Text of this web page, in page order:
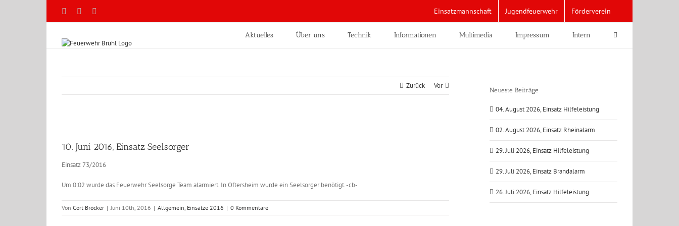
Facebook Einsatzmannschaft Jugendfeuerwehr Förderverein
Aktuelles Über uns Technik Informationen Multimedia Impressum Intern
Zurück Vor
Bild
10. Juni 2016, Einsatz Seelsorger
Einsatz 73/2016
Um 0:02 wurde das Feuerwehr Seelsorge Team alarmiert. In Oftersheim wurde ein Seelsorger benötigt. -cb-
Von Cort Bröcker | Juni 10th, 2016 | Allgemein, Einsätze 2016 | 0 Kommentare
Neueste Beiträge
04. August 2026, Einsatz Hilfeleistung
02. August 2026, Einsatz Rheinalarm
29. Juli 2026, Einsatz Hilfeleistung
29. Juli 2026, Einsatz Brandalarm
26. Juli 2026, Einsatz Hilfeleistung